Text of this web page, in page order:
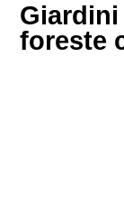
Giardini
foreste